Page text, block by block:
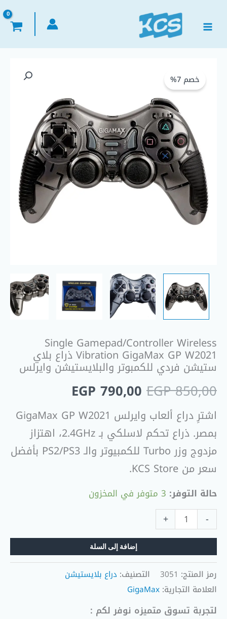
المحتوى
خصم 7%
Single Gamepad/Controller Wireless
Vibration GigaMax GP W2021 ذراع بلاي
ستيشن فردي للكمبوتر والبلايستيشن وايرلس
EGP850,00
هو:
EGP 850,00.
EGP 790,00
الحالي
هو:
EGP 790,00.
اشترِ دراع ألعاب وايرلس GigaMax GP W2021
بمصر. ذراع تحكم لاسلكي بـ 2.4GHz، اهتزاز
مزدوج وزر Turbo للكمبيوتر والـ PS2/PS3 بأفضل
سعر من KCS Store.
حالة التوفر: 3 متوفر في المخزون
-
Single
Gamepad/Controller
Vibration
GigaMax
W2021
ذراع
بلاي
ستيشن
فردي
+
إضافة إلى السلة
رمز المنتج: 3051 التصنيف: دراع بلايستيشن
العلامة التجارية: GigaMax
لتجربة تسوق متميزه نوفر لكم :